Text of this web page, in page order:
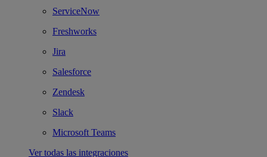
ServiceNow
Freshworks
Jira
Salesforce
Zendesk
Slack
Microsoft Teams
Ver todas las integraciones